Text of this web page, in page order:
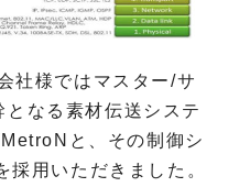
社様ではマスター/サ
なる素材伝送システ
と、その制御シ
用いただきました。